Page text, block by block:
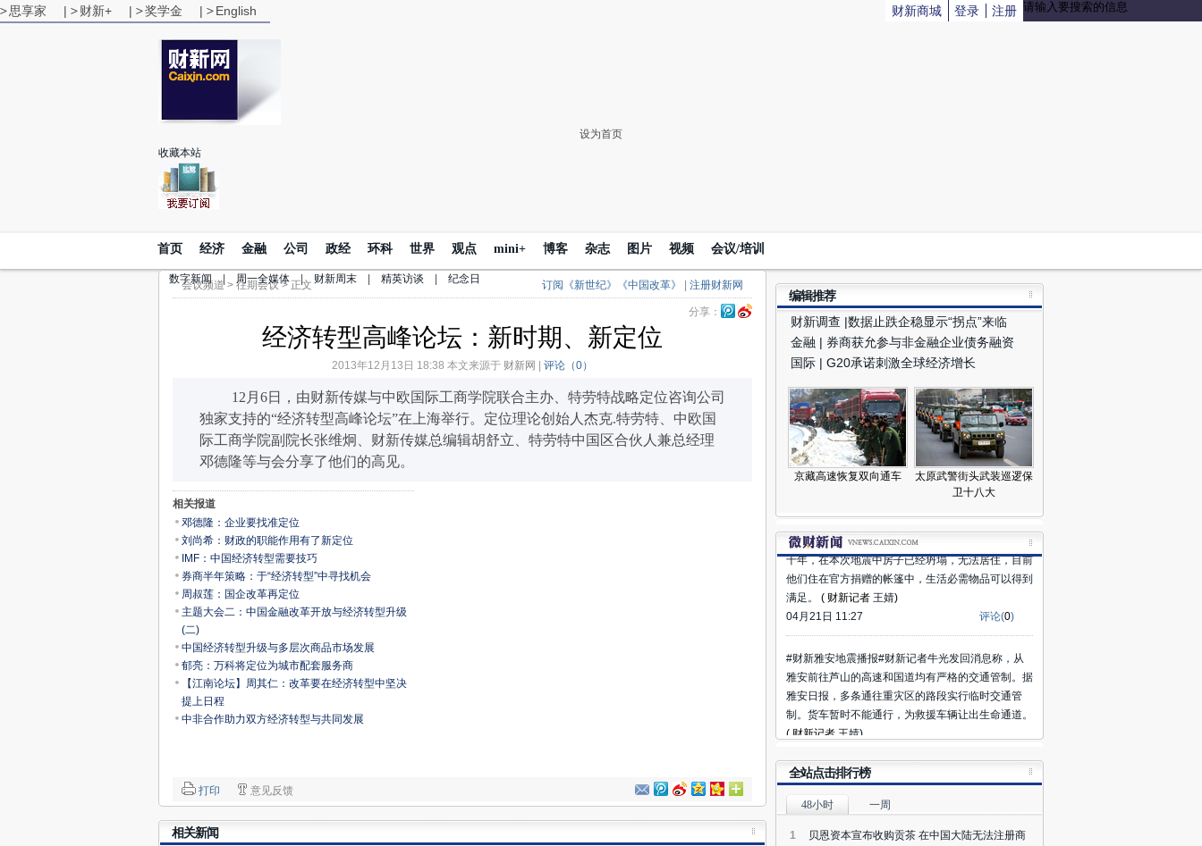
财新商城 登录 注册
思享家 | 财新+ | 奖学金 | English
设为首页
收藏本站
首页 经济 金融 公司 政经 环科 世界 观点 mini+ 博客 杂志 图片 视频 会议/培训
数字新闻 | 周一全媒体 | 财新周末 精英访谈 纪念日
会议频道 > 往期会议> 正文 订阅《新世纪》《中国改革》 注册财新网
分享：
经济转型高峰论坛：新时期、新定位
2013年12月13日 18:38 本文来源于 财新网 评论（0）
12月6日，由财新传媒与中欧国际工商学院联合主办、特劳特战略定位咨询公司
独家支持的“经济转型高峰论坛”在上海举行。定位理论创始人杰克.特劳特、中欧国
际工商学院副院长张维炯、财新传媒总编辑胡舒立、特劳特中国区合伙人兼总经理
邓德隆等与会分享了他们的高见。
相关报道
邓德隆：企业要找准定位
刘尚希：财政的职能作用有了新定位
IMF：中国经济转型需要技巧
券商半年策略：于“经济转型”中寻找机会
周叔莲：国企改革再定位
主题大会二：中国金融改革开放与经济转型升级
(二)
中国经济转型升级与多层次商品市场发展
郁亮：万科将定位为城市配套服务商
【江南论坛】周其仁：改革要在经济转型中坚决
提上日程
中非合作助力双方经济转型与共同发展
打印 意见反馈
相关新闻
编辑推荐
财新调查 |数据止跌企稳显示“拐点”来临
金融 | 券商获允参与非金融企业债务融资
国际 | G20承诺刺激全球经济增长
京藏高速恢复双向通车
太原武警街头武装巡逻保
卫十八大
学生复课先上心理科
】财新i
辆更多是在运送救灾物资。而即使是很偏僻的地方，
虽然车辆偏少，但也有帐篷等救灾物资送达。
( 财新
记者符燕艳)
04月24日 21:44
评论(0
#财新雅安地震播报#财新记者陈宝成、谢海涛12时
在龙门乡龙兴中心学校，遭遇一次体感明显的余震。
这所汶川地震后由香港、马拉西亚和红十字会联合捐
献的小学损毁严重，楼梯明显移位，墙体脱落。( 财
新记者王婧)
04月21日 12:15
评论(0)
十年，在本次地震中房子已经坍塌，无法居住，目前
他们住在官方捐赠的帐篷中，生活必需物品可以得到
满足。( 财新记者王婧)
04月21日 11:27
雅安前往芦山的高速和国道均有严格的交通管制。据
雅安日报，多条通往重灾区的路段实行临时交通管
制。货车暂时不能通行，为救援车辆让出生命通道。
( 财新记者王婧)
04月21日 11:22
评论(0)
#财新雅安地震播报#财新记者陈宝成、谢海涛在从
芦山县通往芦山河大桥的路上目击，5辆装满武警的
车辆、2辆救护车被堵在路上近一个小时。道路狭
窄，来自官方和民间的救援车辆多，在这个十字路口
全站点击排行榜
48小时 一周
1
贝恩资本宣布收购贡茶 在中国大陆无法注册商